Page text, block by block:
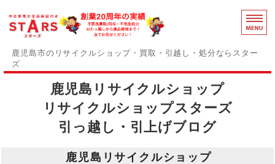
鹿児島の
鹿児島市のリサイクルショップ・買取・引越し・処分ならスター
ズ
スターズの誇りと強み
障がい者支援事業部
鹿児島リサイクルショップ
リサイクルショップスターズ
引っ越し・引上げブログ
鹿児島リサイクルショップ